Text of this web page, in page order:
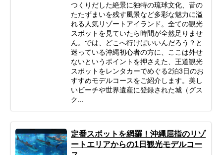
つくりだした絶景に独特の琉球文化、昔の
たたずまいを残す風景など多彩な魅力に溢
れる人気リゾートアイランド。全ての観光
スポットを見ていたら時間が全然足りませ
ん。では、どこへ行けばいいんだろう？と
迷っている沖縄初心者の方に、ここは外せ
ないというポイントを押さえた、王道観光
スポットをレンタカーでめぐる2泊3日のお
すすめモデルコースをご紹介します。美し
いビーチや世界遺産に登録された城（グス
ク...
定番スポットを網羅！沖縄屈指のリゾ
ートエリアからの1日観光モデルコー